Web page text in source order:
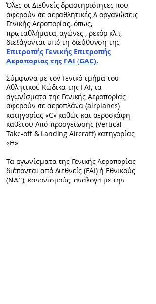
Όλες οι Διεθνείς δραστηριότητες που
αφορούν σε αεραθλητικές Διοργανώσεις
Γενικής Αεροπορίας, όπως,
πρωταθλήματα, αγώνες , ρεκόρ κλπ,
διεξάγονται υπό τη διεύθυνση της
Επιτροπής Γενικής Επιτροπής
Αεροπορίας της FAI (GAC).
Σύμφωνα με τον Γενικό τμήμα του
Αθλητικού Κώδικα της FAI, τα
αγωνίσματα της Γενικής Αεροπορίας
αφορούν σε αεροπλάνα (airplanes)
κατηγορίας «C» καθώς και αεροσκάφη
καθέτου Από-προσγείωσης (Vertical
Take-off & Landing Aircraft) κατηγορίας
«H».
Τα αγωνίσματα της Γενικής Αεροπορίας
διέπονται από Διεθνείς (FAI) ή Εθνικούς
(NAC), κανονισμούς, ανάλογα με την